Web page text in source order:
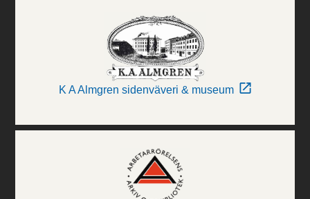
K A Almgren sidenväveri & museum